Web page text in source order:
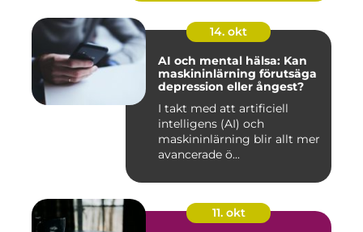
14. okt
AI och mental hälsa: Kan
maskininlärning förutsäga
depression eller ångest?
I takt med att artificiell
intelligens (AI) och
maskininlärning blir allt mer
avancerade ö...
11. okt